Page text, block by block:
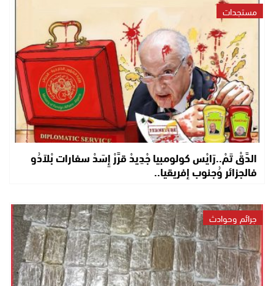
مستجدات
الدَّقْ تَمْ..رَايْس كولومبيا جْدِيدْ قرَّرْ إِسَدْ سفارات بْلاَدُو
فالجزائر وُجنوب إفريقيا..
جرائم وحوادث